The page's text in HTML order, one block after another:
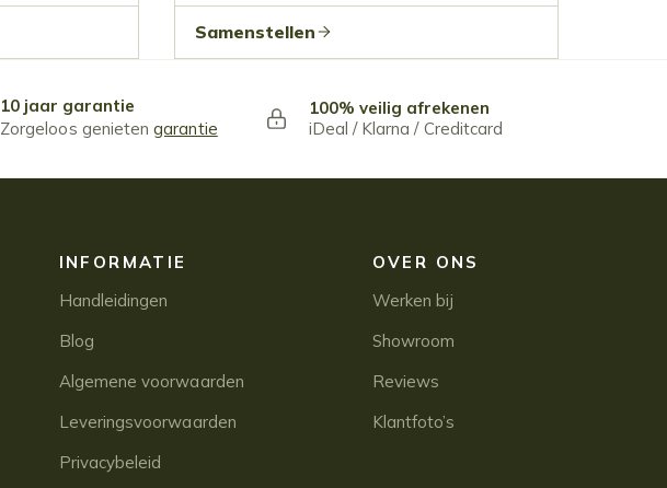
Samenstellen
10 jaar garantie
Zorgeloos genietengarantie
100% veilig afrekenen
iDeal / Klarna / Creditcard
INFORMATIE
Handleidingen
Blog
Algemene voorwaarden
Leveringsvoorwaarden
Privacybeleid
OVER ONS
Werken bij
Showroom
Reviews
Klantfoto’s